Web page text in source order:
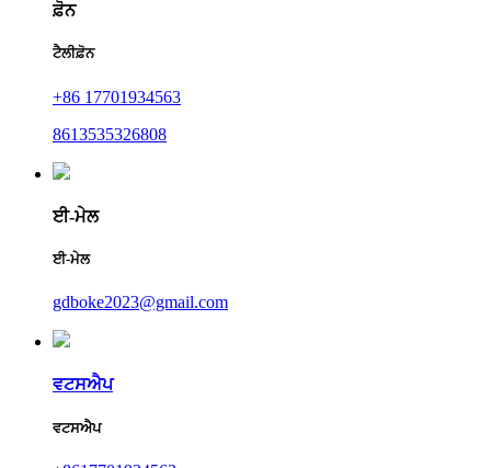
ਫ਼ੋਨ
ਟੈਲੀਫ਼ੋਨ
+86 17701934563
8613535326808
ਈ-ਮੇਲ
ਈ-ਮੇਲ
gdboke2023@gmail.com
ਵਟਸਐਪ
ਵਟਸਐਪ